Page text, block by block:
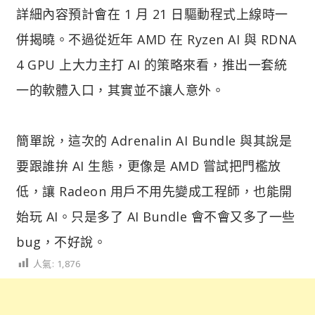
詳細內容預計會在 1 月 21 日驅動程式上線時一
併揭曉。不過從近年 AMD 在 Ryzen AI 與 RDNA
4 GPU 上大力主打 AI 的策略來看，推出一套統
一的軟體入口，其實並不讓人意外。
簡單說，這次的 Adrenalin AI Bundle 與其說是
要跟誰拚 AI 生態，更像是 AMD 嘗試把門檻放
低，讓 Radeon 用戶不用先變成工程師，也能開
始玩 AI。只是多了 AI Bundle 會不會又多了一些
bug，不好說。
人氣: 1,876